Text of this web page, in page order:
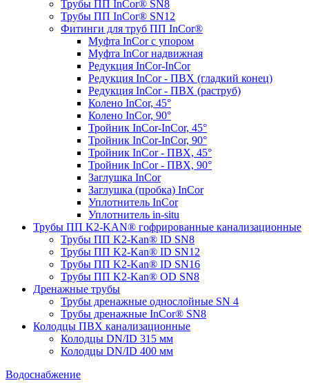
Трубы ПП InCor® SN8
Трубы ПП InCor® SN12
Фитинги для труб ПП InCor®
Муфта InCor с упором
Муфта InCor надвижная
Редукция InCor-InCor
Редукция InCor - ПВХ (гладкий конец)
Редукция InCor - ПВХ (раструб)
Колено InCor, 45°
Колено InCor, 90°
Тройник InCor-InCor, 45°
Тройник InCor-InCor, 90°
Тройник InCor - ПВХ, 45°
Тройник InCor - ПВХ, 90°
Заглушка InCor
Заглушка (пробка) InCor
Уплотнитель InCor
Уплотнитель in-situ
Трубы ПП K2-KAN® гофри­рованные канализационные
Трубы ПП K2-Kan® ID SN8
Трубы ПП K2-Kan® ID SN12
Трубы ПП K2-Kan® ID SN16
Трубы ПП K2-Kan® OD SN8
Дренажные трубы
Трубы дренажные однослойные SN 4
Трубы дренажные InCor® SN8
Колодцы ПВХ канализационные
Колодцы DN/ID 315 мм
Колодцы DN/ID 400 мм
Водоснабжение